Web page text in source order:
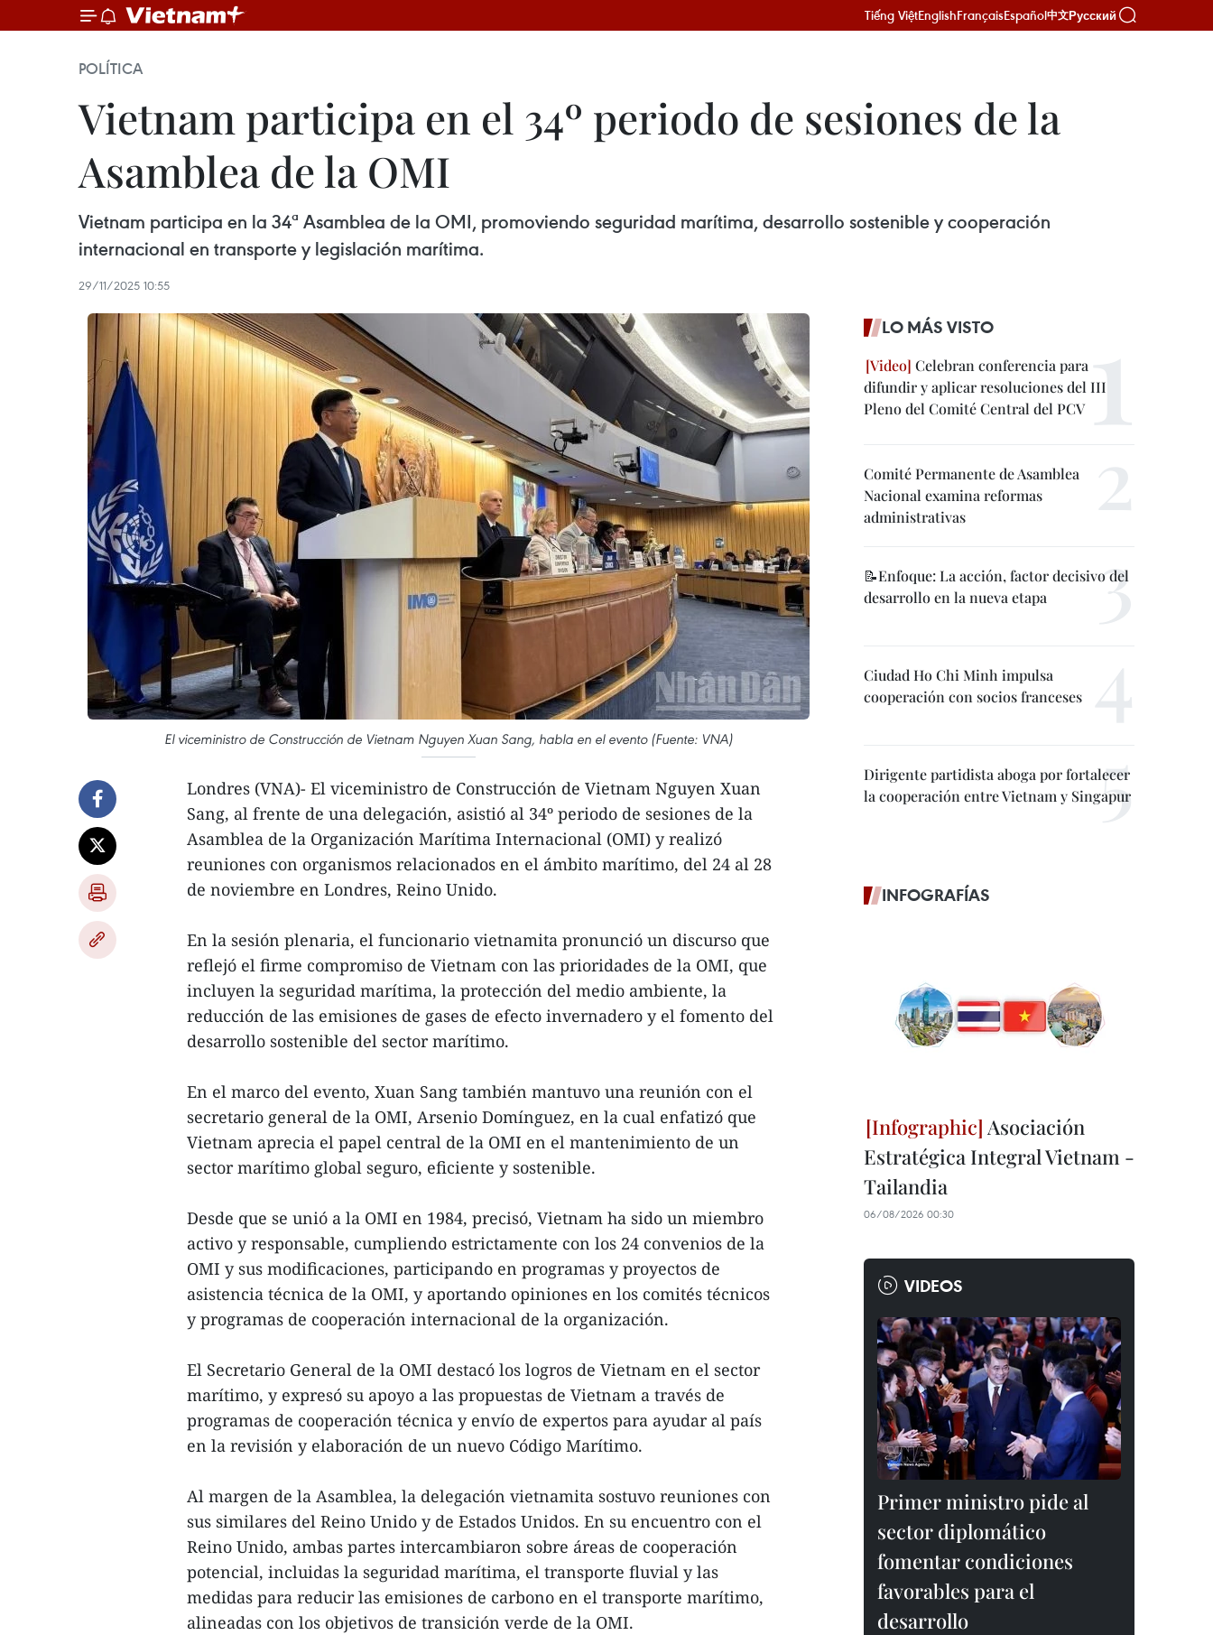
Tiếng ViệtEnglishFrançaisEspañol中文Русский
POLÍTICA
Vietnam participa en el 34º periodo de sesiones de la
Asamblea de la OMI
Vietnam participa en la 34ª Asamblea de la OMI, promoviendo seguridad marítima, desarrollo sostenible y cooperación
internacional en transporte y legislación marítima.
29/11/2025 10:55
El viceministro de Construcción de Vietnam Nguyen Xuan Sang, habla en el evento (Fuente: VNA)
Londres (VNA)- El viceministro de Construcción de Vietnam Nguyen Xuan
Sang, al frente de una delegación, asistió al 34º periodo de sesiones de la
Asamblea de la Organización Marítima Internacional (OMI) y realizó
reuniones con organismos relacionados en el ámbito marítimo, del 24 al 28
de noviembre en Londres, Reino Unido.
En la sesión plenaria, el funcionario vietnamita pronunció un discurso que
reflejó el firme compromiso de Vietnam con las prioridades de la OMI, que
incluyen la seguridad marítima, la protección del medio ambiente, la
reducción de las emisiones de gases de efecto invernadero y el fomento del
desarrollo sostenible del sector marítimo.
En el marco del evento, Xuan Sang también mantuvo una reunión con el
secretario general de la OMI, Arsenio Domínguez, en la cual enfatizó que
Vietnam aprecia el papel central de la OMI en el mantenimiento de un
sector marítimo global seguro, eficiente y sostenible.
Desde que se unió a la OMI en 1984, precisó, Vietnam ha sido un miembro
activo y responsable, cumpliendo estrictamente con los 24 convenios de la
OMI y sus modificaciones, participando en programas y proyectos de
asistencia técnica de la OMI, y aportando opiniones en los comités técnicos
y programas de cooperación internacional de la organización.
El Secretario General de la OMI destacó los logros de Vietnam en el sector
marítimo, y expresó su apoyo a las propuestas de Vietnam a través de
programas de cooperación técnica y envío de expertos para ayudar al país
en la revisión y elaboración de un nuevo Código Marítimo.
Al margen de la Asamblea, la delegación vietnamita sostuvo reuniones con
sus similares del Reino Unido y de Estados Unidos. En su encuentro con el
Reino Unido, ambas partes intercambiaron sobre áreas de cooperación
potencial, incluidas la seguridad marítima, el transporte fluvial y las
medidas para reducir las emisiones de carbono en el transporte marítimo,
alineadas con los objetivos de transición verde de la OMI.
LO MÁS VISTO
Celebran conferencia para
difundir y aplicar resoluciones del III
Pleno del Comité Central del PCV
Comité Permanente de Asamblea
Nacional examina reformas
administrativas
📝Enfoque: La acción, factor decisivo del
desarrollo en la nueva etapa
Ciudad Ho Chi Minh impulsa
cooperación con socios franceses
Dirigente partidista aboga por fortalecer
la cooperación entre Vietnam y Singapur
INFOGRAFÍAS
Asociación
Estratégica Integral Vietnam -
Tailandia
06/08/2026 00:30
VIDEOS
Primer ministro pide al
sector diplomático
fomentar condiciones
favorables para el
desarrollo